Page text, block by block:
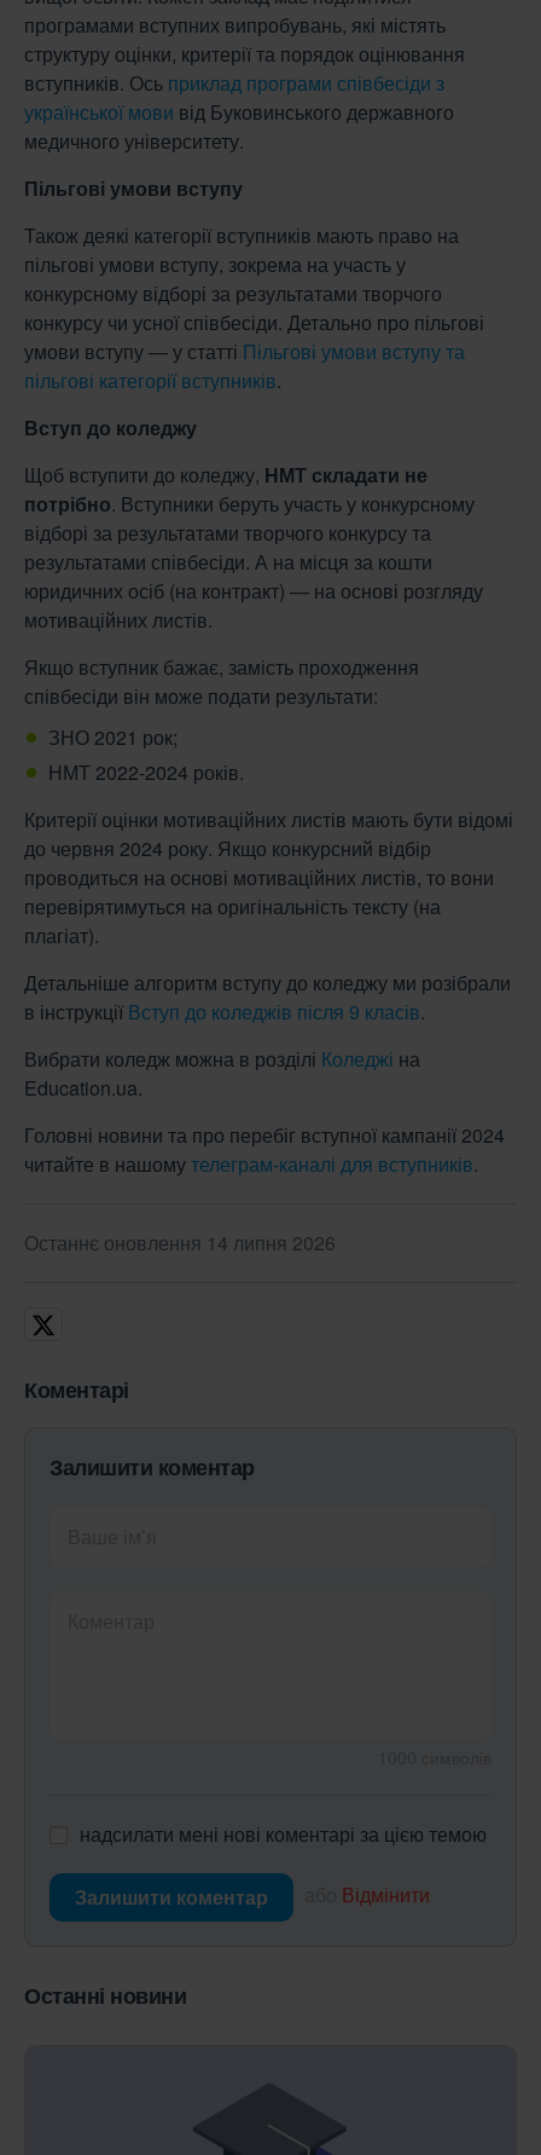
програмами вступних випробувань, які містять
структуру оцінки, критерії та порядок оцінювання
вступників. Ось приклад програми співбесіди з
української мови від Буковинського державного
медичного університету.
Пільгові умови вступу
Також деякі категорії вступників мають право на
пільгові умови вступу, зокрема на участь у
конкурсному відборі за результатами творчого
конкурсу чи усної співбесіди. Детально про пільгові
умови вступу — у статті Пільгові умови вступу та
пільгові категорії вступників.
Вступ до коледжу
Щоб вступити до коледжу, НМТ складати не
потрібно. Вступники беруть участь у конкурсному
відборі за результатами творчого конкурсу та
результатами співбесіди. А на місця за кошти
юридичних осіб (на контракт) — на основі розгляду
мотиваційних листів.
Якщо вступник бажає, замість проходження
співбесіди він може подати результати:
ЗНО 2021 рок;
НМТ 2022-2024 років.
Критерії оцінки мотиваційних листів мають бути відомі
до червня 2024 року. Якщо конкурсний відбір
проводиться на основі мотиваційних листів, то вони
перевірятимуться на оригінальність тексту (на
плагіат).
Детальніше алгоритм вступу до коледжу ми розібрали
в інструкції Вступ до коледжів після 9 класів.
Вибрати коледж можна в розділі Коледжі на
Education.ua.
Головні новини та про перебіг вступної кампанії 2024
читайте в нашомутелеграм-каналі для вступників.
Останнє оновлення 14 липня 2026
Коментарі
Залишити коментар
надсилати мені нові коментарі за цією темою
Залишити коментар Відмінити
Останні новини